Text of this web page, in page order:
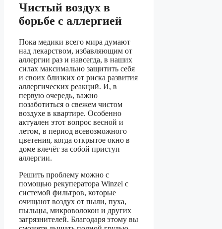
Чистый воздух в
борьбе с аллергией
Пока медики всего мира думают
над лекарством, избавляющим от
аллергии раз и навсегда, в наших
силах максимально защитить себя
и своих близких от риска развития
аллергических реакций. И, в
первую очередь, важно
позаботиться о свежем чистом
воздухе в квартире. Особенно
актуален этот вопрос весной и
летом, в период всевозможного
цветения, когда открытое окно в
доме влечёт за собой приступ
аллергии.
Решить проблему можно с
помощью рекуператора Winzel с
системой фильтров, которые
очищают воздух от пыли, пуха,
пыльцы, микроволокон и других
загрязнителей. Благодаря этому вы